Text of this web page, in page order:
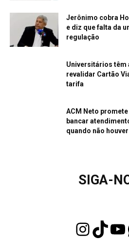
Jerônimo cobra
e diz que falta da
regulação
Universitários têm
revalidar Cartão
tarifa
ACM Neto
bancar
quando não houver
SIGA-
InstagramTikTok Youtube